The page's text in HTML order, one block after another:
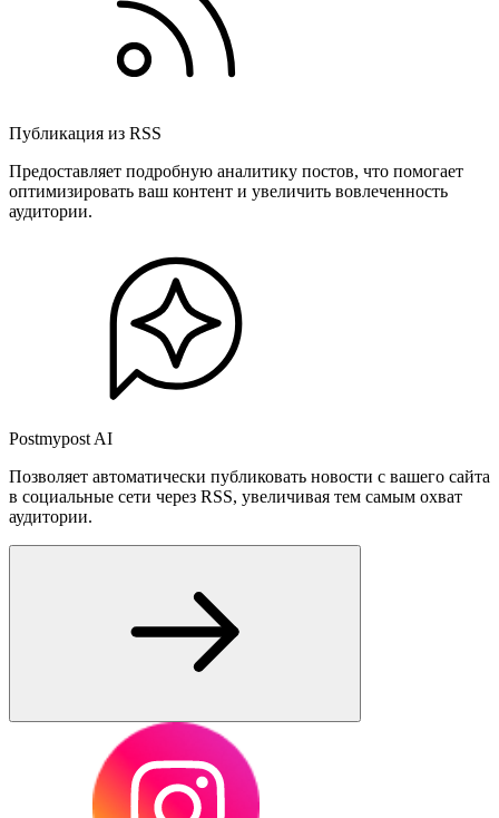
Публикация из RSS
Предоставляет подробную аналитику постов, что помогает
оптимизировать ваш контент и увеличить вовлеченность
аудитории.
Postmypost AI
Позволяет автоматически публиковать новости с вашего сайта
в социальные сети через RSS, увеличивая тем самым охват
аудитории.